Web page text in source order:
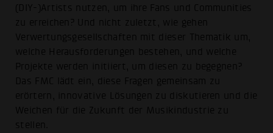
(DIY-)Artists nutzen, um ihre Fans und Communities
zu erreichen? Und nicht zuletzt, wie gehen
Verwertungsgesellschaften mit dieser Thematik um,
welche Herausforderungen bestehen, und welche
Projekte werden initiiert, um diesen zu begegnen?
Das FMC lädt ein, diese Fragen gemeinsam zu
erörtern, innovative Lösungen zu diskutieren und die
Weichen für die Zukunft der Musikindustrie zu
stellen.